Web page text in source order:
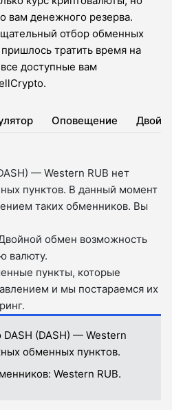
вам денежного резерва.
отбор обменных
тратить время на
доступные вам
Оповещение
— Western RUB нет
пунктов. В данный момент
таких обменников. Вы
обмен возможность
валюту.
пункты, которые
и мы постараемся их
(DASH) — Western
обменных пунктов.
Western RUB.